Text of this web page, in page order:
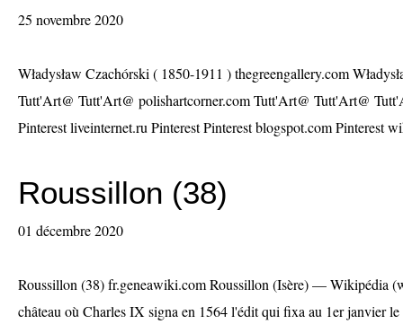
25 novembre 2020
Władysław Czachórski ( 1850-1911 ) thegreengallery.com
Tutt'Art@ Tutt'Art@ polishartcorner.com Tutt'Art@ Tutt'Art@
Pinterest liveinternet.ru Pinterest Pinterest blogspot.com Pinterest
Roussillon (38)
01 décembre 2020
Roussillon (38) fr.geneawiki.com Roussillon (Isère) — Wikipédia
château où Charles IX signa en 1564 l'édit qui fixa au 1er janvier le